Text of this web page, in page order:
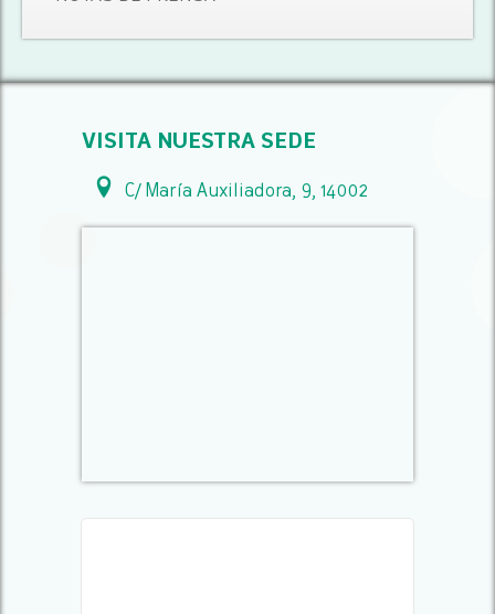
VISITA NUESTRA SEDE
C/ María Auxiliadora, 9, 14002